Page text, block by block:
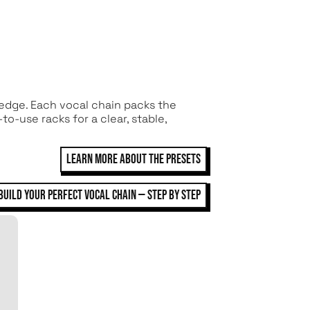
Each vocal chain packs the
use racks for a clear, stable,
LEARN MORE ABOUT THE PRESETS
YOUR PERFECT VOCAL CHAIN — STEP BY STEP